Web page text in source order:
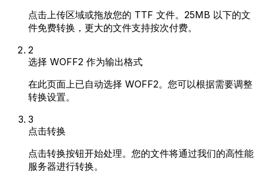
点击上传区域或拖放您的 TTF 文件。25MB 以下的文
件免费转换，更大的文件支持按次付费。
2
选择 WOFF2 作为输出格式
在此页面上已自动选择 WOFF2。您可以根据需要调整
转换设置。
3
点击转换
点击转换按钮开始处理。您的文件将通过我们的高性能
服务器进行转换。